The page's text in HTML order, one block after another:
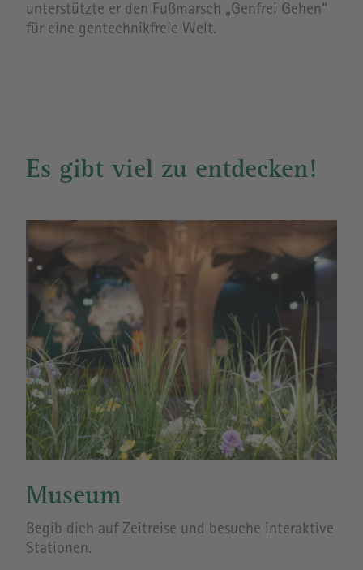
unterstützte er den Fußmarsch „Genfrei Gehen“
für eine gentechnikfreie Welt.
Es gibt viel zu entdecken!
Museum
Begib dich auf Zeitreise und besuche interaktive
Stationen.